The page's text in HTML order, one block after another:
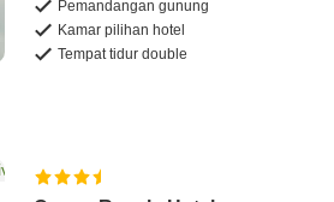
Pemandangan gunung
Kamar pilihan hotel
Tempat tidur double